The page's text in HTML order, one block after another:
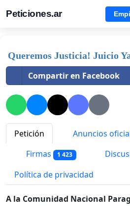
Peticiones.ar
Queremos Justicia! Juicio
Compartir en Facebook
Petición Anuncios
Firmas 1 423
Política de privacidad
A la Comunidad Nacional